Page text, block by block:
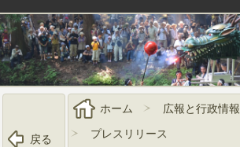
戻る
ホーム 広報と行政情報
プレスリリース